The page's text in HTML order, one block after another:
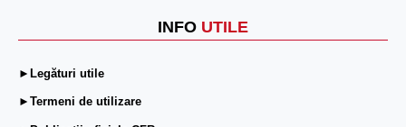
INFO UTILE
►Legături utile
►Termeni de utilizare